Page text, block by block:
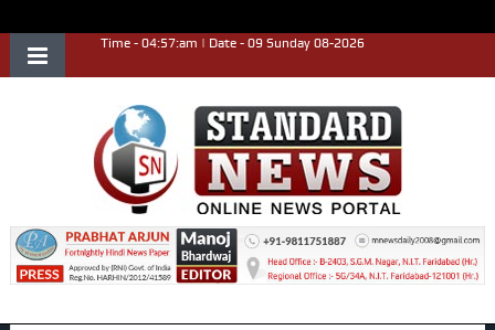
Time - 04:57:am | Date - 09 Sunday 08-2026